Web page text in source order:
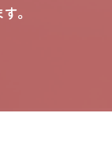
。